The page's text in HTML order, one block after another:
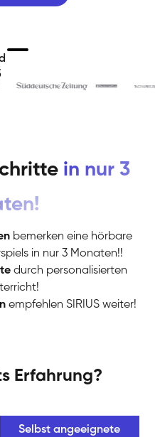
in nur 3
bemerken eine hörbare
in nur 3 Monaten!!
durch personalisierten
empfehlen SIRIUS weiter!
Erfahrung?
Selbst angeeignete